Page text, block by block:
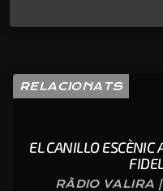
RELACIONATS
EL CANILLO ESCÈNIC
RÀDIO VALIRA